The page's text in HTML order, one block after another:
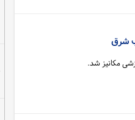
شرق
مکانیز شد.